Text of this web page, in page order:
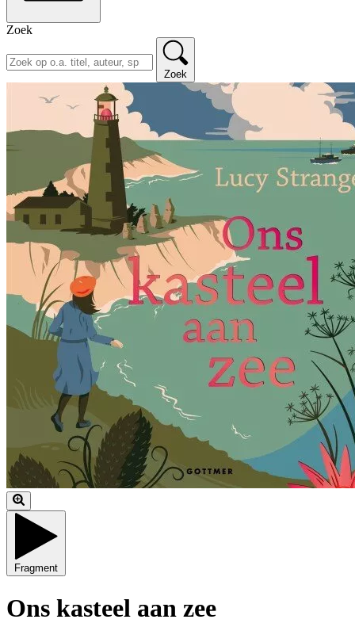
Zoek
Zoek
Fragment
Ons kasteel aan zee